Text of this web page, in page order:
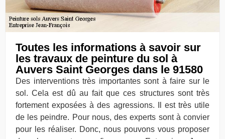
Toutes les informations à savoir sur
les travaux de peinture du sol à
Auvers Saint Georges dans le 91580
Des interventions très importantes sont à faire sur le
sol. Cela est dû au fait que ces structures sont très
fortement exposées à des agressions. Il est très utile
de les peindre. Pour nous, des experts sont à convier
pour les réaliser. Donc, nous pouvons vous proposer